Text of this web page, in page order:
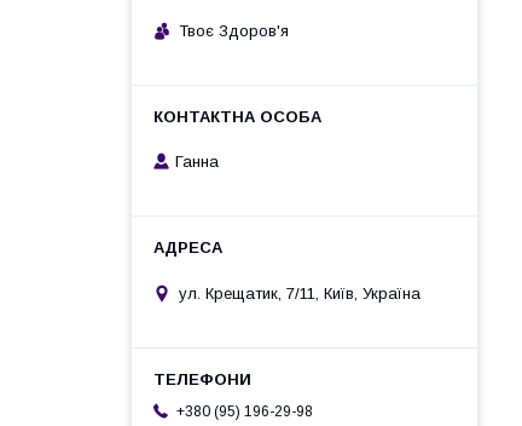
Твоє Здоров'я
Ганна
ул. Крещатик, 7/11, Київ, Україна
+380 (95) 196-29-98